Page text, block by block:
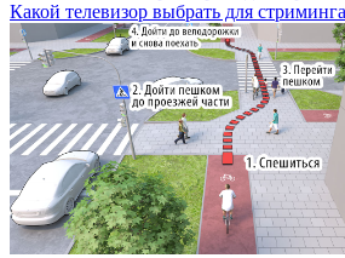
Какой телевизор выбрать для